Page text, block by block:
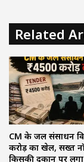
Related
CM के जल संसाधन
करोड़ का खेल, सख्त
किसकी दुकान पर